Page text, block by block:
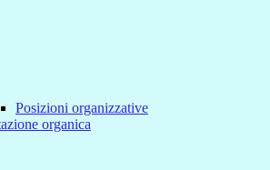
Posizioni organizzative
organica